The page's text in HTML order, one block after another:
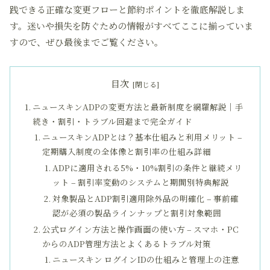
践できる正確な変更フローと節約ポイントを徹底解説しま
す。迷いや損失を防ぐための情報がすべてここに揃っていま
すので、ぜひ最後までご覧ください。
目次
ニュースキンADPの変更方法と最新制度を網羅解説｜手
続き・割引・トラブル回避まで完全ガイド
ニュースキンADPとは？基本仕組みと利用メリット –
定期購入制度の全体像と割引率の仕組み詳細
ADPに適用される5%・10%割引の条件と継続メリ
ット – 割引率変動のシステムと期間別特典解説
対象製品とADP割引適用除外品の明確化 – 事前確
認が必須の製品ラインナップと割引対象範囲
公式ログイン方法と操作画面の使い方 – スマホ・PC
からのADP管理方法とよくあるトラブル対策
ニュースキン ログインIDの仕組みと管理上の注意